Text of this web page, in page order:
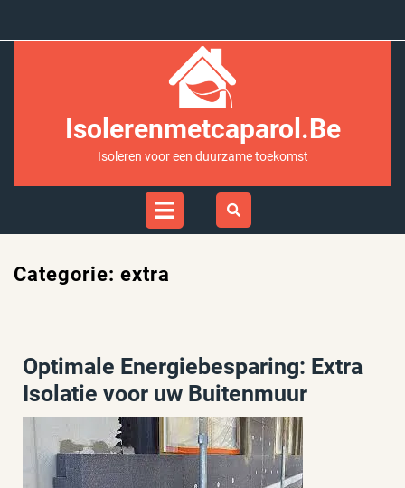
Isolerenmetcaparol.be
Isoleren voor een duurzame toekomst
Open
Categorie: extra
Optimale Energiebesparing: Extra
Isolatie voor uw Buitenmuur